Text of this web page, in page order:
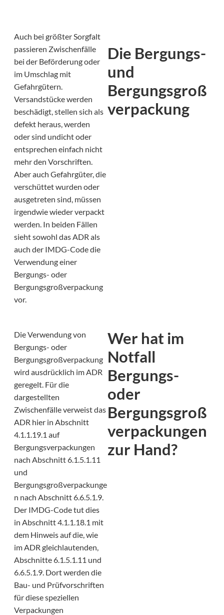
Auch bei größter Sorgfalt
passieren Zwischenfälle
bei der Beförderung oder
im Umschlag mit
Gefahrgütern.
Versandstücke werden
beschädigt, stellen sich als
defekt heraus, werden
oder sind undicht oder
entsprechen einfach nicht
mehr den Vorschriften.
Aber auch Gefahrgüter, die
verschüttet wurden oder
ausgetreten sind, müssen
irgendwie wieder verpackt
werden. In beiden Fällen
sieht sowohl das ADR als
auch der IMDG-Code die
Verwendung einer
Bergungs- oder
Bergungsgroßverpackung
vor.
Die Bergungs-
und
Bergungsgroß
verpackung
Die Verwendung von
Bergungs- oder
Bergungsgroßverpackung
wird ausdrücklich im ADR
geregelt. Für die
dargestellten
Zwischenfälle verweist das
ADR hier in Abschnitt
4.1.1.19.1 auf
Bergungsverpackungen
nach Abschnitt 6.1.5.1.11
und
Bergungsgroßverpackunge
n nach Abschnitt 6.6.5.1.9.
Der IMDG-Code tut dies
in Abschnitt 4.1.1.18.1 mit
dem Hinweis auf die, wie
im ADR gleichlautenden,
Abschnitte 6.1.5.1.11 und
6.6.5.1.9. Dort werden die
Bau- und Prüfvorschriften
für diese speziellen
Verpackungen
Wer hat im
Notfall
Bergungs-
oder
Bergungsgroß
verpackungen
zur Hand?